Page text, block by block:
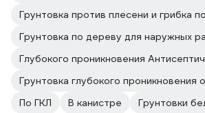
Грунтовка против плесени и грибка
Грунтовка по дереву для наружных
Глубокого проникновения
По ГКЛ
В канистре
Грунтовки